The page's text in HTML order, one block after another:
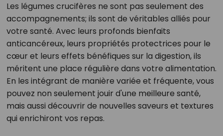
Les légumes crucifères ne sont pas seulement des
accompagnements; ils sont de véritables alliés pour
votre santé. Avec leurs profonds bienfaits
anticancéreux, leurs propriétés protectrices pour le
cœur et leurs effets bénéfiques sur la digestion, ils
méritent une place régulière dans votre alimentation.
En les intégrant de manière variée et fréquente, vous
pouvez non seulement jouir d'une meilleure santé,
mais aussi découvrir de nouvelles saveurs et textures
qui enrichiront vos repas.